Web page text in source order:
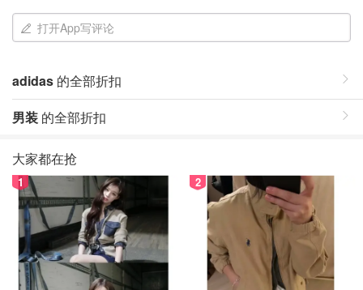
打开App写评论
adidas 的全部折扣
男装 的全部折扣
大家都在抢
1 2